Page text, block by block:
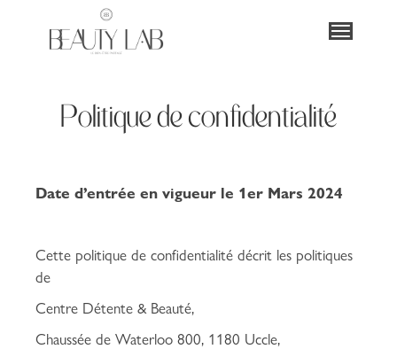
Politique de confidentialité
Date d’entrée en vigueur le 1er Mars 2024
Cette politique de confidentialité décrit les politiques
de
Centre Détente & Beauté,
Chaussée de Waterloo 800, 1180 Uccle,